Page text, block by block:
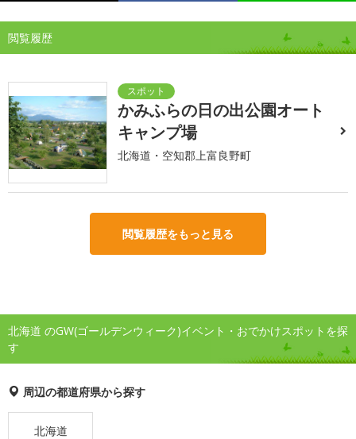
閲覧履歴
かみふらの日の出公園オート
キャンプ場
北海道・空知郡上富良野町
閲覧履歴をもっと見る
北海道 のGW(ゴールデンウィーク)イベント・おでかけスポットを探
す
周辺の都道府県から探す
北海道